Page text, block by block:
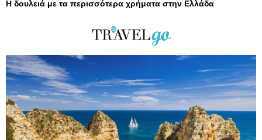
Η δουλειά με τα περισσότερα χρήματα στην Ελλάδα